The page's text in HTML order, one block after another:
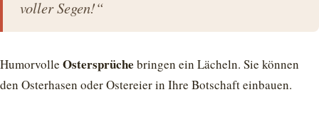
voller Segen!“
Humorvolle Ostersprüche bringen ein Lächeln. Sie können
den Osterhasen oder Ostereier in Ihre Botschaft einbauen.